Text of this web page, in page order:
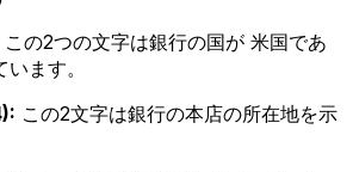
この2つの文字は銀行の国が 米国であ
ます。
この2文字は銀行の本店の所在地を示